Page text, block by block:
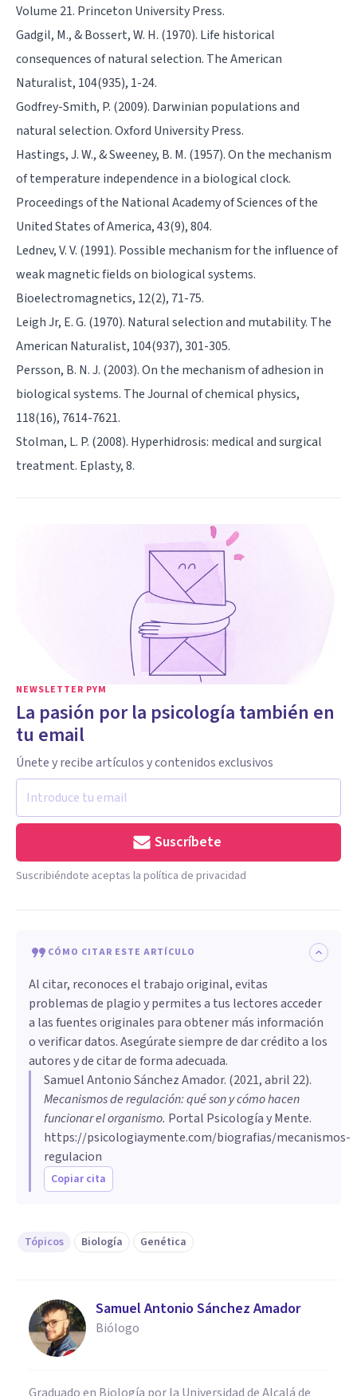
Volume 21. Princeton University Press.
Gadgil, M., & Bossert, W. H. (1970). Life historical
consequences of natural selection. The American
Naturalist, 104(935), 1-24.
Godfrey-Smith, P. (2009). Darwinian populations and
natural selection. Oxford University Press.
Hastings, J. W., & Sweeney, B. M. (1957). On the mechanism
of temperature independence in a biological clock.
Proceedings of the National Academy of Sciences of the
United States of America, 43(9), 804.
Lednev, V. V. (1991). Possible mechanism for the influence of
weak magnetic fields on biological systems.
Bioelectromagnetics, 12(2), 71-75.
Leigh Jr, E. G. (1970). Natural selection and mutability. The
American Naturalist, 104(937), 301-305.
Persson, B. N. J. (2003). On the mechanism of adhesion in
biological systems. The Journal of chemical physics,
118(16), 7614-7621.
Stolman, L. P. (2008). Hyperhidrosis: medical and surgical
treatment. Eplasty, 8.
NEWSLETTER PYM
La pasión por la psicología también en
tu email
Únete y recibe artículos y contenidos exclusivos
Suscríbete
Suscribiéndote aceptas la política de privacidad
CÓMO CITAR ESTE ARTÍCULO
Al citar, reconoces el trabajo original, evitas
problemas de plagio y permites a tus lectores acceder
a las fuentes originales para obtener más información
o verificar datos. Asegúrate siempre de dar crédito a los
autores y de citar de forma adecuada.
Samuel Antonio Sánchez Amador. (2021, abril 22).
Mecanismos de regulación: qué son y cómo hacen
funcionar el organismo. Portal Psicología y Mente.
https://psicologiaymente.com/biografias/mecanismos-
regulacion
Copiar cita
Tópicos Biología Genética
Samuel Antonio Sánchez Amador
Biólogo